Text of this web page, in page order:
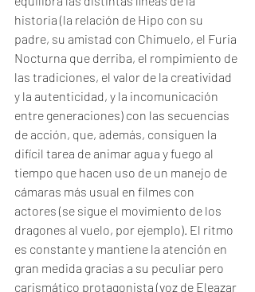
historia (la relación de Hipo con su
padre, su amistad con Chimuelo, el Furia
Nocturna que derriba, el rompimiento de
las tradiciones, el valor de la creatividad
y la autenticidad, y la incomunicación
entre generaciones) con las secuencias
de acción, que, además, consiguen la
difícil tarea de animar agua y fuego al
tiempo que hacen uso de un manejo de
cámaras más usual en filmes con
actores (se sigue el movimiento de los
dragones al vuelo, por ejemplo). El ritmo
es constante y mantiene la atención en
gran medida gracias a su peculiar pero
carismático protagonista (voz de Eleazar